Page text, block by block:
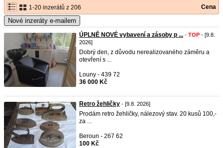
1-20 inzerátů z 206 Cena
Nové inzeráty e-mailem
ÚPLNĚ NOVÉ vybavení a zásoby p ... - TOP - [9.8.
2026]
Dobrý den, z důvodu nerealizovaného záměru a
otevření s ...
Louny - 439 72
36 000 Kč
Retro žehličky - [9.8. 2026]
Prodám retro žehličky, nálezový stav. 20 kusů 100,-
za ...
Beroun - 267 62
100 Kč